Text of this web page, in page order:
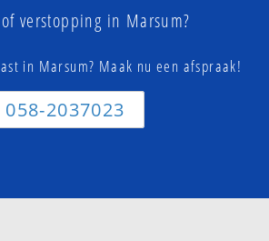
verstopping in Marsum?
in Marsum? Maak nu een afspraak!
058-2037023